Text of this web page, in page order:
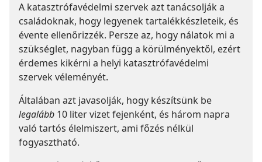
A katasztrófavédelmi szervek azt tanácsolják a
családoknak, hogy legyenek tartalékkészleteik, és
évente ellenőrizzék. Persze az, hogy nálatok mi a
szükséglet, nagyban függ a körülményektől, ezért
érdemes kikérni a helyi katasztrófavédelmi
szervek véleményét.
Általában azt javasolják, hogy készítsünk be
legalább 10 liter vizet fejenként, és három napra
való tartós élelmiszert, ami főzés nélkül
fogyasztható.